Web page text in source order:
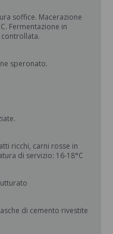
soffice. Macerazione
Fermentazione in
speronato.
ricchi, carni rosse in
di servizio: 16-18°C
di cemento rivestite